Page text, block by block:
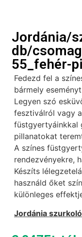
Jordánia/
db/
55_fehér-
Fedezd fel a
bármely
Legyen szó
fesztiválról vagy
füstgyertyáinkkal
pillanatokat
A színes
rendezvényekre,
Készíts
használd őket
különleges
Jordánia